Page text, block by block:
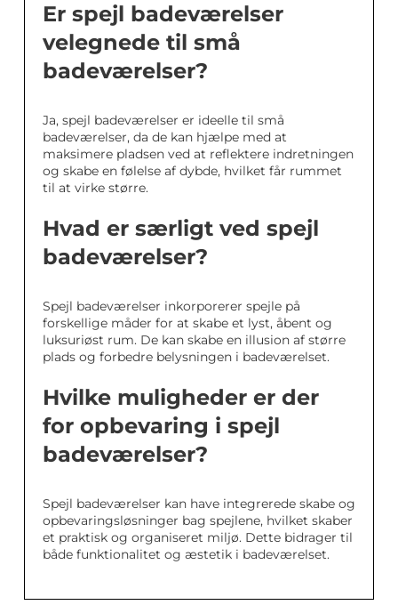
Er spejl badeværelser
velegnede til små
badeværelser?
Ja, spejl badeværelser er ideelle til små
badeværelser, da de kan hjælpe med at
maksimere pladsen ved at reflektere indretningen
og skabe en følelse af dybde, hvilket får rummet
til at virke større.
Hvad er særligt ved spejl
badeværelser?
Spejl badeværelser inkorporerer spejle på
forskellige måder for at skabe et lyst, åbent og
luksuriøst rum. De kan skabe en illusion af større
plads og forbedre belysningen i badeværelset.
Hvilke muligheder er der
for opbevaring i spejl
badeværelser?
Spejl badeværelser kan have integrerede skabe og
opbevaringsløsninger bag spejlene, hvilket skaber
et praktisk og organiseret miljø. Dette bidrager til
både funktionalitet og æstetik i badeværelset.